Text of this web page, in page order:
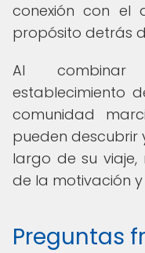
conexión con el
propósito detrás
Al combinar
establecimiento
comunidad
pueden descubrir
largo de su
de la motivación
Preguntas